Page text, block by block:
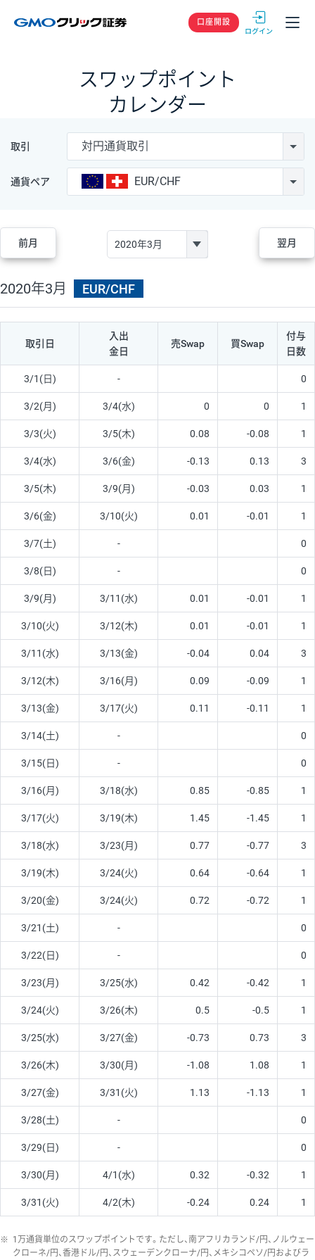
GMOクリック
口座開設
スワップポイント
カレンダー
取引 対円通貨取引
通貨ペア EUR/CHF
前月 翌月
2020年3月 EUR/CHF
取引日
入出
金日
売Swap 買Swap
付与
日数
3/1(日) - 0
3/2(月) 3/4(水) 0 0 1
3/3(火) 3/5(木) 0.08 -0.08 1
3/4(水) 3/6(金) -0.13 0.13 3
3/5(木) 3/9(月) -0.03 0.03 1
3/6(金) 3/10(火) 0.01 -0.01 1
3/7(土) - 0
3/8(日) - 0
3/9(月) 3/11(水) 0.01 -0.01 1
3/10(火) 3/12(木) 0.01 -0.01 1
3/11(水) 3/13(金) -0.04 0.04 3
3/12(木) 3/16(月) 0.09 -0.09 1
3/13(金) 3/17(火) 0.11 -0.11 1
3/14(土) - 0
3/15(日) - 0
3/16(月) 3/18(水) 0.85 -0.85 1
3/17(火) 3/19(木) 1.45 -1.45 1
3/18(水) 3/23(月) 0.77 -0.77 3
3/19(木) 3/24(火) 0.64 -0.64 1
3/20(金) 3/24(火) 0.72 -0.72 1
3/21(土) - 0
3/22(日) - 0
3/23(月) 3/25(水) 0.42 -0.42 1
3/24(火) 3/26(木) 0.5 -0.5 1
3/25(水) 3/27(金) -0.73 0.73 3
3/26(木) 3/30(月) -1.08 1.08 1
3/27(金) 3/31(火) 1.13 -1.13 1
3/28(土) - 0
3/29(日) - 0
3/30(月) 4/1(水) 0.32 -0.32 1
3/31(火) 4/2(木) -0.24 0.24 1
※ 1万通貨単位のスワップポイントです。ただし、南アフリカランド/円、ノルウェー
クローネ/円、香港ドル/円、スウェーデンクローナ/円、メキシコペソ/円およびラ